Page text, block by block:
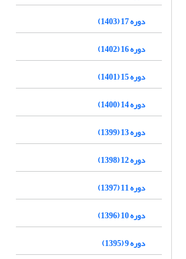
دوره 17 (1403)
دوره 16 (1402)
دوره 15 (1401)
دوره 14 (1400)
دوره 13 (1399)
دوره 12 (1398)
دوره 11 (1397)
دوره 10 (1396)
دوره 9 (1395)